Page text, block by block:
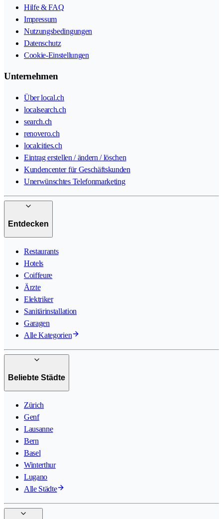
Hilfe & FAQ
Impressum
Nutzungsbedingungen
Datenschutz
Cookie-Einstellungen
Unternehmen
Über local.ch
localsearch.ch
search.ch
renovero.ch
localcities.ch
Eintrag erstellen / ändern / löschen
Kundencenter für Geschäftskunden
Unerwünschtes Telefonmarketing
Entdecken
Restaurants
Hotels
Coiffeure
Ärzte
Elektriker
Sanitärinstallation
Garagen
Alle Kategorien
Beliebte Städte
Zürich
Genf
Lausanne
Bern
Basel
Winterthur
Lugano
Alle Städte